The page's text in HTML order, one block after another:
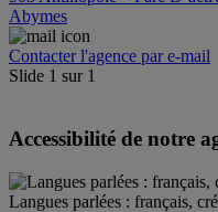
Abymes
Contacter l'agence par e-mail
Slide 1 sur 1
Accessibilité de notre
Langues parlées : français,